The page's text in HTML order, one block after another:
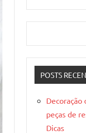
POSTS
Decoração
peças de
Dicas